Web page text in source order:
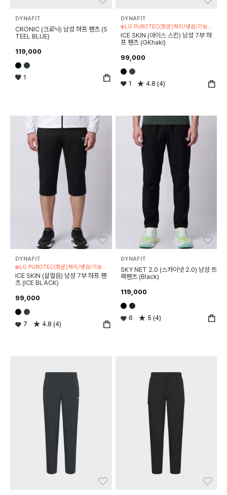
DYNAFIT
CRONIC (크로닉) 남성 하프 팬츠 (S
TEEL BLUE)
119,000
1
DYNAFIT
ICE SKIN (아이스 스킨) 남성 7부 하
프 팬츠 (GKhaki)
99,000
1 4.8 (4)
DYNAFIT
❄️LG PUROTEC(항균)처리/냉감/기능성 제품
ICE SKIN (살얼음) 남성 7부 하프 팬
츠 (ICE BLACK)
99,000
7 4.8 (4)
DYNAFIT
SKY NET 2.0 (스카이넷 2.0) 남성 트
랙팬츠 (Black)
119,000
6 5 (4)